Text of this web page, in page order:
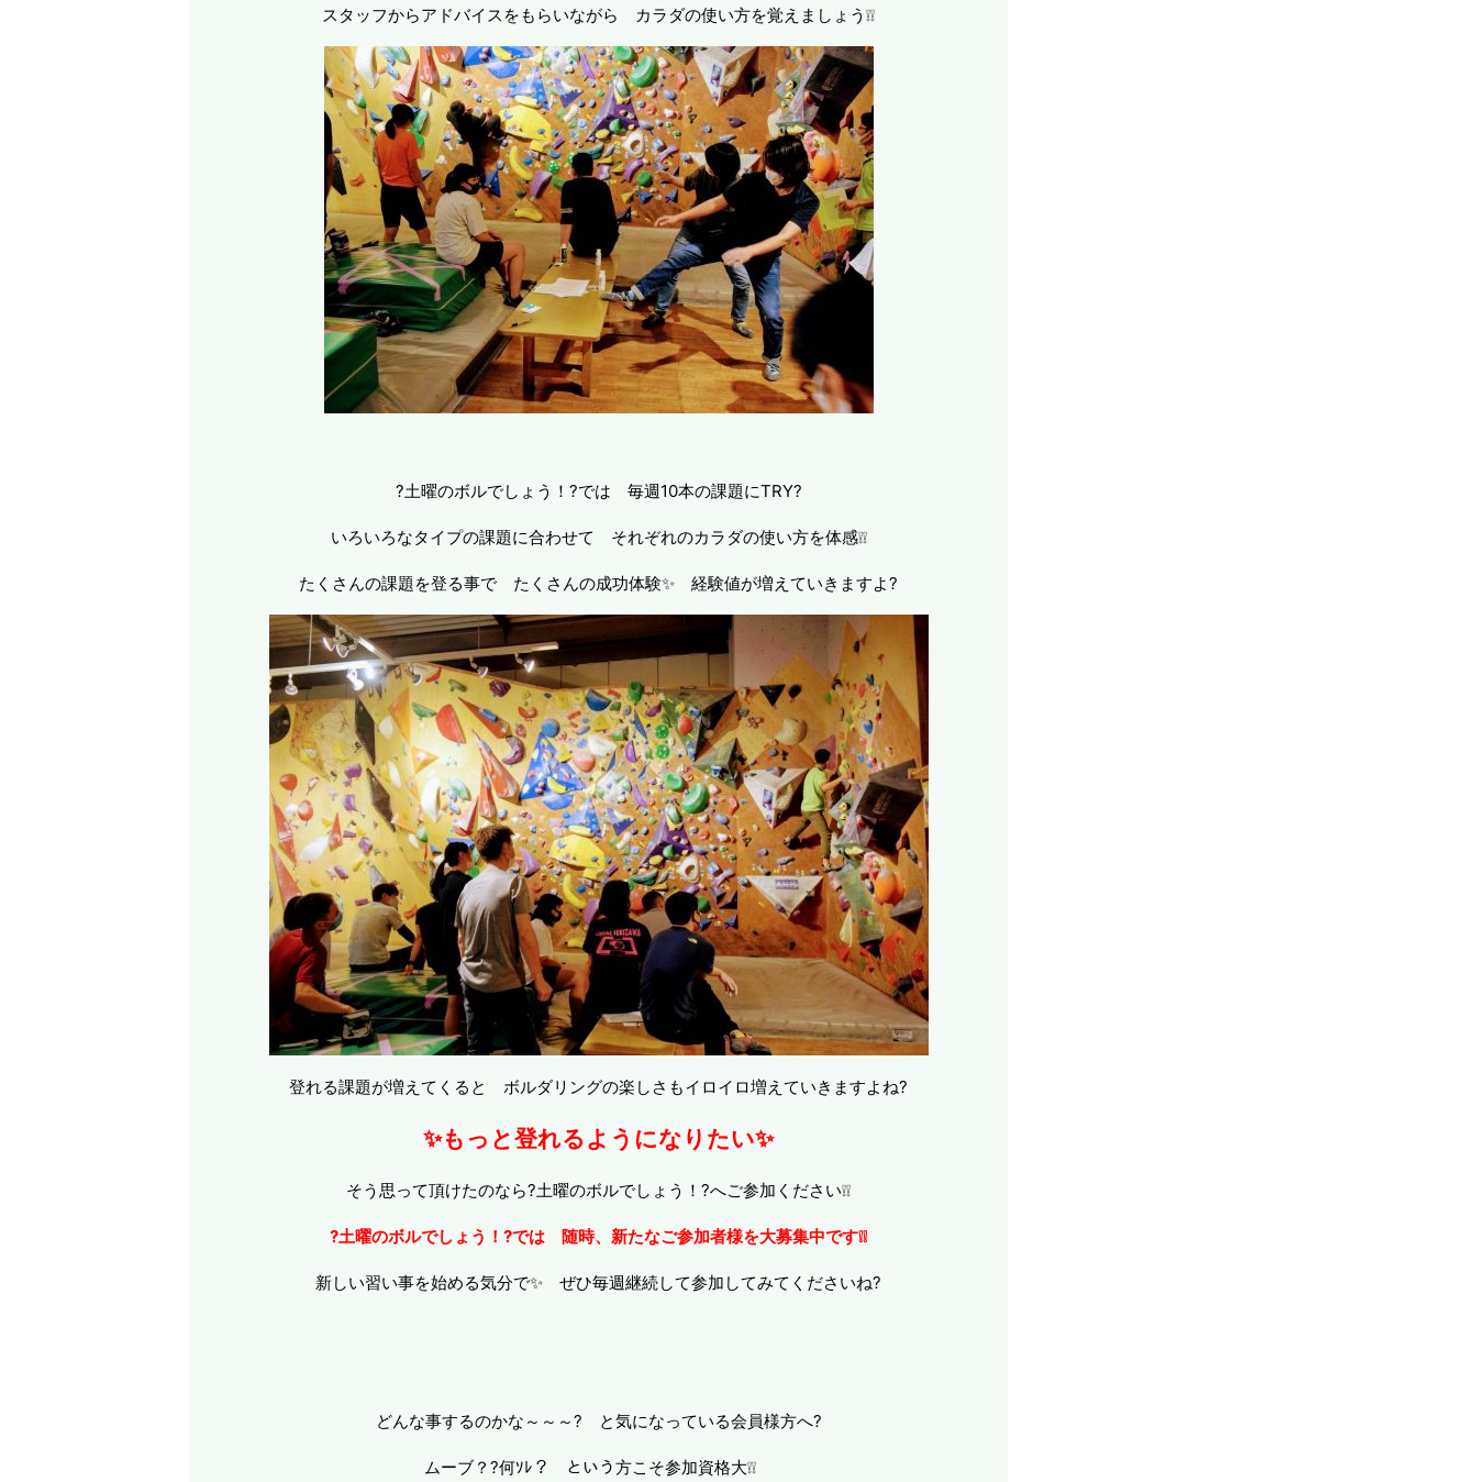
スタッフからアドバイスをもらいながら カラダの使い方を覚えましょう❕❕
?土曜のボルでしょう！?では 毎週10本の課題にTRY?
いろいろなタイプの課題に合わせて それぞれのカラダの使い方を体感❕❕
たくさんの課題を登る事で たくさんの成功体験✨ 経験値が増えていきますよ?
登れる課題が増えてくると ボルダリングの楽しさもイロイロ増えていきますよね?
✨もっと登れるようになりたい✨
そう思って頂けたのなら?土曜のボルでしょう！?へご参加ください❕❕
?土曜のボルでしょう！?では 随時、新たなご参加者様を大募集中です❕❕
新しい習い事を始める気分で✨ ぜひ毎週継続して参加してみてくださいね?
どんな事するのかな～～～? と気になっている会員様方へ?
ムーブ？?何ｿﾚ？ という方こそ参加資格大❕❕